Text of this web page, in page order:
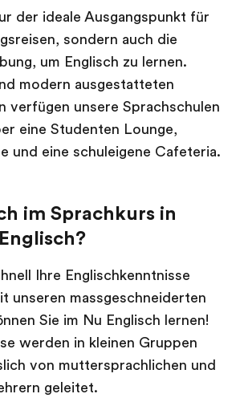
der ideale Ausgangspunkt für
sondern auch die
um Englisch zu lernen.
modern ausgestatteten
verfügen unsere Sprachschulen
eine Studenten Lounge,
und eine schuleigene Cafeteria.
im Sprachkurs in
Ihre Englischkenntnisse
unseren massgeschneiderten
Sie im Nu Englisch lernen!
werden in kleinen Gruppen
von muttersprachlichen und
geleitet.